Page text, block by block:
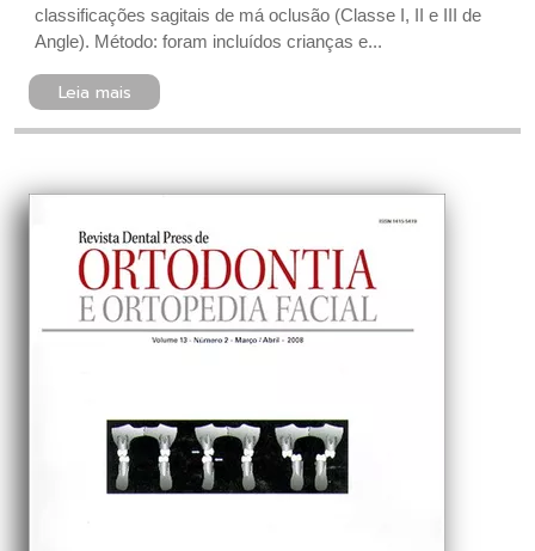
classificações sagitais de má oclusão (Classe I, II e III de
Angle). Método: foram incluídos crianças e...
Leia mais